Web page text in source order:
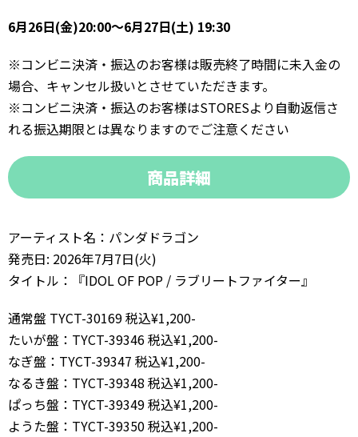
6月26日(金)20:00〜6月27日(土) 19:30
※コンビニ決済・振込のお客様は販売終了時間に未入金の
場合、キャンセル扱いとさせていただきます。
※コンビニ決済・振込のお客様はSTORESより自動返信さ
れる振込期限とは異なりますのでご注意ください
商品詳細
アーティスト名：パンダドラゴン
発売日: 2026年7月7日(火)
タイトル：『IDOL OF POP / ラブリートファイター』
通常盤 TYCT-30169 税込¥1,200-
たいが盤：TYCT-39346 税込¥1,200-
なぎ盤：TYCT-39347 税込¥1,200-
なるき盤：TYCT-39348 税込¥1,200-
ぱっち盤：TYCT-39349 税込¥1,200-
ようた盤：TYCT-39350 税込¥1,200-